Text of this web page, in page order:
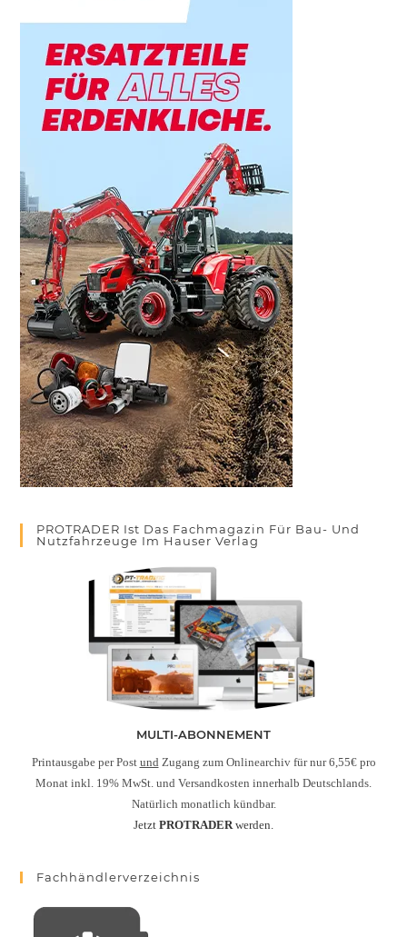
PROTRADER Ist Das Fachmagazin Für Bau- Und
Nutzfahrzeuge Im Hauser Verlag
MULTI-ABONNEMENT
Printausgabe per Post und Zugang zum Onlinearchiv für nur 6,55€ pro
Monat inkl. 19% MwSt. und Versandkosten innerhalb Deutschlands.
Natürlich monatlich kündbar.
Jetzt PROTRADERwerden.
Fachhändlerverzeichnis